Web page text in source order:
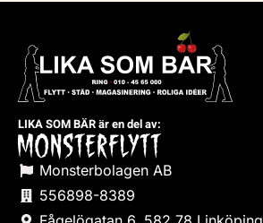
LIKA SOM BÄR är en del av:
Monsterbolagen AB
556898-8389